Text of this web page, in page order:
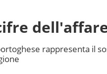
rappresenta il